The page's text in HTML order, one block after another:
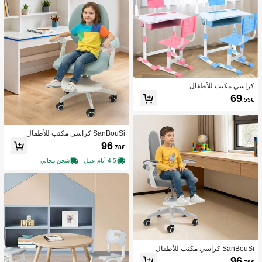
كراسي مكتب للأطفال
69.55€
SanBouSi كراسي مكتب للأطفال
SanBouSi كراسي مكتب للأطفال
96.78€
4-5 أيام عمل شحن مجاني